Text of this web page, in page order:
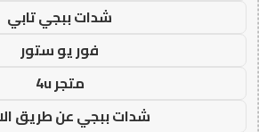
شدات ببجي تابي
فور يو ستور
متجر 4u
شدات ببجي عن طريق